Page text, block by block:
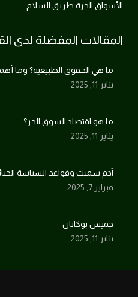
الأسواق الحرة طريق السلام
المقالات المفضلة لدى
ما هي الحقوق الطبيعية؟ وما
يناير 11, 2025
ما هو اقتصاد السوق الحر؟
يناير 11, 2025
آدم سميث وقواعد السياسة
فبراير 7, 2025
جميس بوكانان
يناير 11, 2025